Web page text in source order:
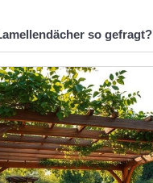
so gefragt?